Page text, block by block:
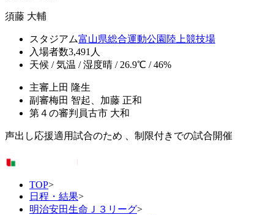
須藤 大輔
スタジアム富山県総合運動公園陸上競技場
入場者数3,491人
天候 / 気温 / 湿度晴 / 26.9℃ / 46%
主審 上田 隆生
副審梅田 智起、加藤 正和
第４の審判員古市 大和
声出し応援適用試合のため 、制限付きでの試合開催
TOP>
日程・結果>
明治安田生命Ｊ３リーグ>